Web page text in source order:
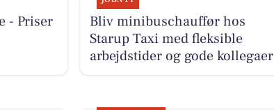
- Priser
Bliv minibuschauffør hos
Starup Taxi med fleksible
arbejdstider og gode kollegaer